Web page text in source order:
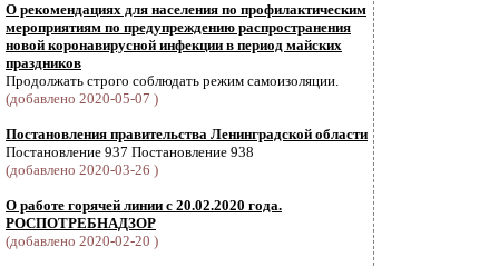
О рекомендациях для населения по профилактическим
мероприятиям по предупреждению распространения
новой коронавирусной инфекции в период майских
праздников
Продолжать строго соблюдать режим самоизоляции.
(добавлено 2020-05-07 )
Постановления правительства Ленинградской области
Постановление 937 Постановление 938
(добавлено 2020-03-26 )
О работе горячей линии с 20.02.2020 года.
РОСПОТРЕБНАДЗОР
(добавлено 2020-02-20 )